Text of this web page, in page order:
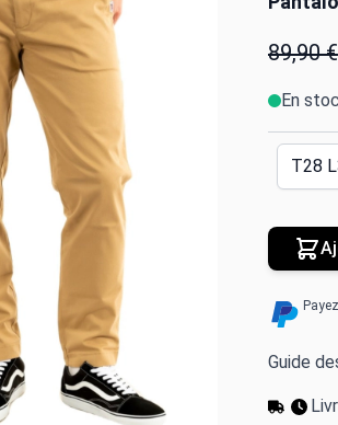
89,90 €
En
Guide